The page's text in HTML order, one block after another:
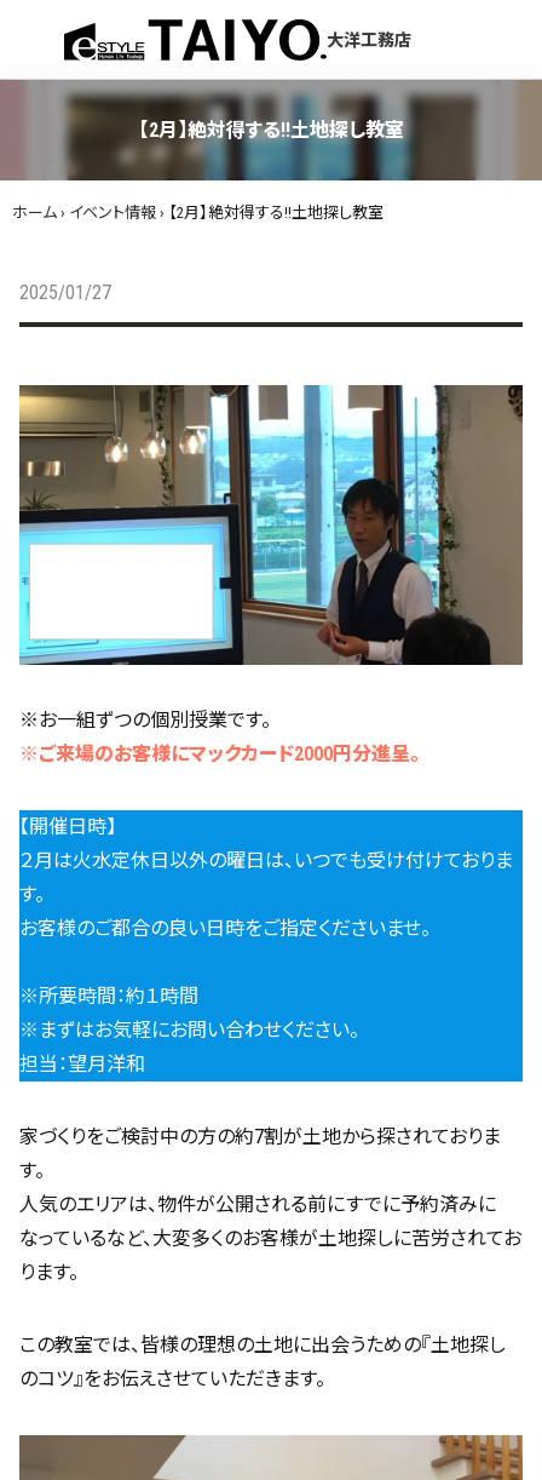
大洋工務店
【2月】絶対得する!!土地探し教室
ホーム › イベント情報 › 【2月】絶対得する!!土地探し教室
2025/01/27
※お一組ずつの個別授業です。
※ご来場のお客様にマックカード2000円分進呈。
【開催日時】
２月は火水定休日以外の曜日は、いつでも受け付けておりま
す。
お客様のご都合の良い日時をご指定くださいませ。
※所要時間：約１時間
※まずはお気軽にお問い合わせください。
担当：望月洋和
家づくりをご検討中の方の約7割が土地から探されておりま
す。
人気のエリアは、物件が公開される前にすでに予約済みに
なっているなど、大変多くのお客様が土地探しに苦労されてお
ります。
この教室では、皆様の理想の土地に出会うための『土地探し
のコツ』をお伝えさせていただきます。